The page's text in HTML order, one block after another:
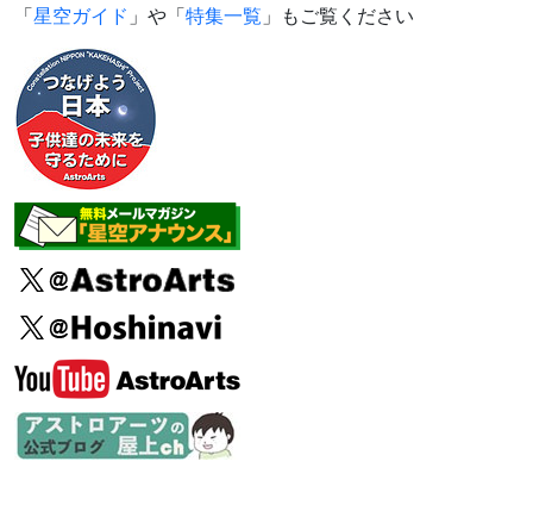
「星空ガイド 」や「特集一覧 」もご覧ください